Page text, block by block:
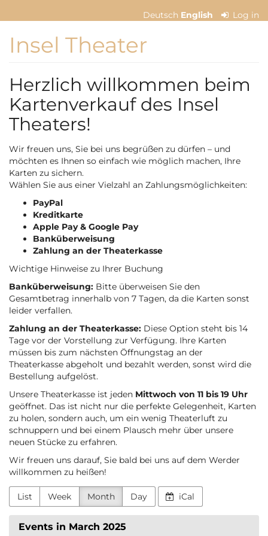
main
content
Deutsch English Log in
Insel Theater
Herzlich willkommen beim
Kartenverkauf des Insel
Theaters!
Wir freuen uns, Sie bei uns begrüßen zu dürfen – und
möchten es Ihnen so einfach wie möglich machen, Ihre
Karten zu sichern.
Wählen Sie aus einer Vielzahl an Zahlungsmöglichkeiten:
PayPal
Kreditkarte
Apple Pay & Google Pay
Banküberweisung
Zahlung an der Theaterkasse
Wichtige Hinweise zu Ihrer Buchung
Banküberweisung: Bitte überweisen Sie den
Gesamtbetrag innerhalb von 7 Tagen, da die Karten sonst
leider verfallen.
Zahlung an der Theaterkasse: Diese Option steht bis 14
Tage vor der Vorstellung zur Verfügung. Ihre Karten
müssen bis zum nächsten Öffnungstag an der
Theaterkasse abgeholt und bezahlt werden, sonst wird die
Bestellung aufgelöst.
Unsere Theaterkasse ist jeden Mittwoch von 11 bis 19 Uhr
geöffnet. Das ist nicht nur die perfekte Gelegenheit, Karten
zu holen, sondern auch, um ein wenig Theaterluft zu
schnuppern und bei einem Plausch mehr über unsere
neuen Stücke zu erfahren.
Wir freuen uns darauf, Sie bald bei uns auf dem Werder
willkommen zu heißen!
List Week Month Day iCal
Events in March 2025